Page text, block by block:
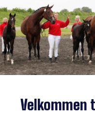
Velkommen